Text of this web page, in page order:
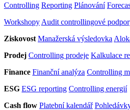
Controlling Reporting Plánování
Workshopy Audit controllingové
Ziskovost Manažerská výsledovka
Prodej Controlling prodeje Kalkulace
Finance Finanční analýza Controlling
ESG ESG reporting Controlling energií
Cash flow Platební kalendář